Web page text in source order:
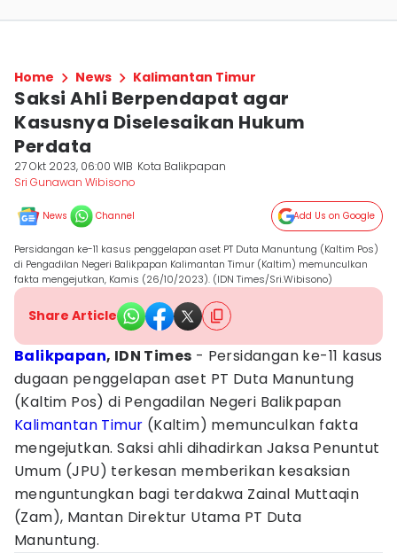
Home News Kalimantan Timur
Saksi Ahli Berpendapat agar
Kasusnya Diselesaikan Hukum
Perdata
27 Okt 2023, 06:00 WIB Kota Balikpapan
Sri Gunawan Wibisono
News Channel Add Us on Google
Persidangan ke-11 kasus penggelapan aset PT Duta Manuntung (Kaltim Pos)
di Pengadilan Negeri Balikpapan Kalimantan Timur (Kaltim) memunculkan
fakta mengejutkan, Kamis (26/10/2023). (IDN Times/Sri.Wibisono)
Share Article
Balikpapan, IDN Times - Persidangan ke-11 kasus
dugaan penggelapan aset PT Duta Manuntung
(Kaltim Pos) di Pengadilan Negeri Balikpapan
Kalimantan Timur (Kaltim) memunculkan fakta
mengejutkan. Saksi ahli dihadirkan Jaksa Penuntut
Umum (JPU) terkesan memberikan kesaksian
menguntungkan bagi terdakwa Zainal Muttaqin
(Zam), Mantan Direktur Utama PT Duta
Manuntung.